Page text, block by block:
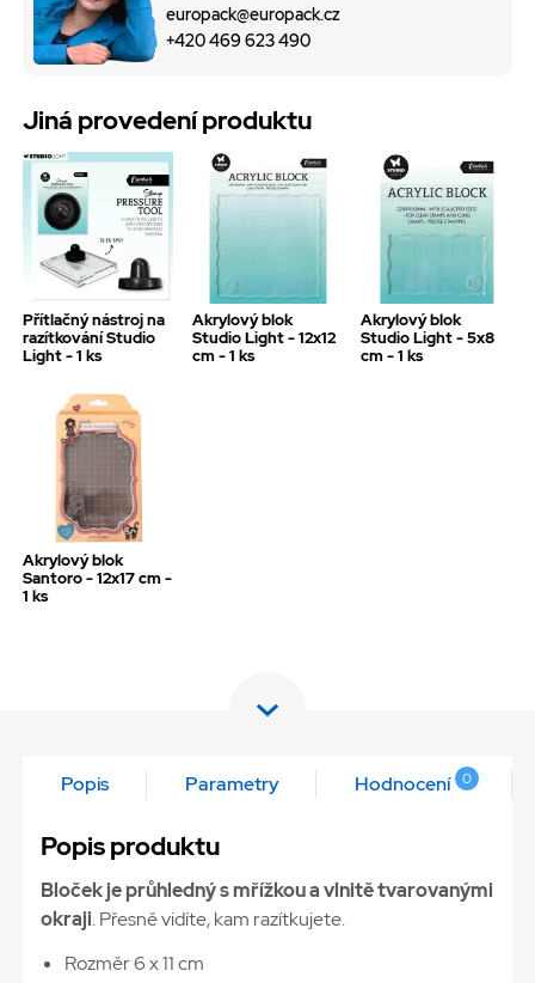
europack@europack.cz
+420 469 623 490
Jiná provedení produktu
Přítlačný nástroj na
razítkování Studio
Light - 1 ks
Akrylový blok
Studio Light - 12x12
cm - 1 ks
Akrylový blok
Studio Light - 5x8
cm - 1 ks
Akrylový blok
Santoro - 12x17 cm -
1 ks
Popis Parametry Hodnocení 0
Popis produktu
Bloček je průhledný s mřížkou a vlnitě tvarovanými
okraji. Přesně vidíte, kam razítkujete.
Rozměr 6 x 11 cm